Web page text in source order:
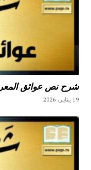
شرح نص عوائق
19 يناير، 2026